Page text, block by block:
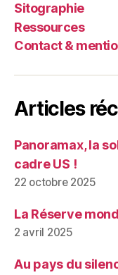
Sitographie
Ressources
Contact &
Articles
Panoramax, la
cadre US !
22 octobre 2025
La Réserve
2 avril 2025
Au pays du